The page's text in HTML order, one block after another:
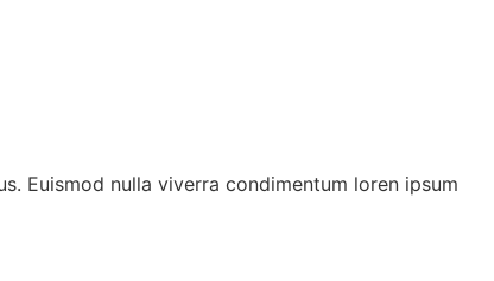
Euismod nulla viverra condimentum loren ipsum